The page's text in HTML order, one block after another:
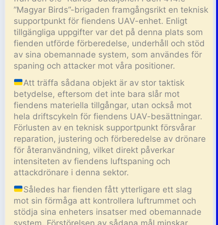
”Magyar Birds”-brigaden framgångsrikt en teknisk
supportpunkt för fiendens UAV-enhet. Enligt
tillgängliga uppgifter var det på denna plats som
fienden utförde förberedelse, underhåll och stöd
av sina obemannade system, som användes för
spaning och attacker mot våra positioner.
Att träffa sådana objekt är av stor taktisk
betydelse, eftersom det inte bara slår mot
fiendens materiella tillgångar, utan också mot
hela driftscykeln för fiendens UAV-besättningar.
Förlusten av en teknisk supportpunkt försvårar
reparation, justering och förberedelse av drönare
för återanvändning, vilket direkt påverkar
intensiteten av fiendens luftspaning och
attackdrönare i denna sektor.
Således har fienden fått ytterligare ett slag
mot sin förmåga att kontrollera luftrummet och
stödja sina enheters insatser med obemannade
system. Förstörelsen av sådana mål minskar